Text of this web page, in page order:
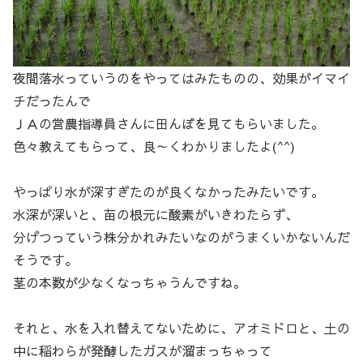
夜間落水っていうのをやってはみたものの、効果がイマイ
チだったんで
ＪＡの営農指導員さんに田んぼを見てもらいました。
色々教えてもらって、良～くわかりましたよ(^^)
やっぱり水が深すぎたのが良くなかったみたいです。
水深が深いと、苗の根元に酸素がいきわたらず、
分げつっていう株分かれみたいなのがうまくいかないんだ
そうです。
茎の本数が少なくなっちゃうんですね。
それと、水を入れ替えてないために、アオミドロと、土の
中に稲わらが発酵したガスが溜まっちゃって